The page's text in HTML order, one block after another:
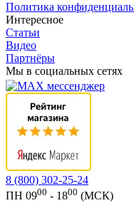
Политика
Интересное
Статьи
Видео
Партнёры
Мы в социальных сетях
8 (800) 302-25-24
ПН 0900 - 1800 (МСК)